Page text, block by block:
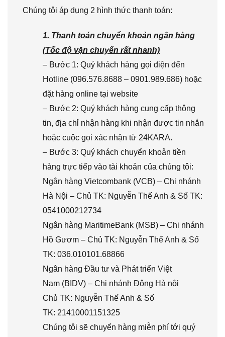
Chúng tôi áp dụng 2 hình thức thanh toán:
1. Thanh toán chuyển khoản ngân hàng
(Tốc độ vận chuyển rất nhanh)
– Bước 1: Quý khách hàng gọi điện đến
Hotline (096.576.8688 – 0901.989.686) hoặc
đặt hàng online tại website
– Bước 2: Quý khách hàng cung cấp thông
tin, địa chỉ nhận hàng khi nhận được tin nhắn
hoặc cuộc gọi xác nhận từ 24KARA.
– Bước 3: Quý khách chuyển khoản tiền
hàng trực tiếp vào tài khoản của chúng tôi:
Ngân hàng Vietcombank (VCB) – Chi nhánh
Hà Nội – Chủ TK: Nguyễn Thế Anh & Số TK:
0541000212734
Ngân hàng MaritimeBank (MSB) – Chi nhánh
Hồ Gươm – Chủ TK: Nguyễn Thế Anh & Số
TK: 036.010101.68866
Ngân hàng Đầu tư và Phát triển Việt
Nam (BIDV) – Chi nhánh Đông Hà nội
Chủ TK: Nguyễn Thế Anh & Số
TK: 21410001151325
Chúng tôi sẽ chuyển hàng miễn phí tới quý